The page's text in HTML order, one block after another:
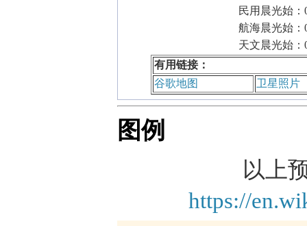
民用晨光始：
航海晨光始：
天文晨光始：
有用链接：
谷歌地图
卫星照片
图例
以上预
https://